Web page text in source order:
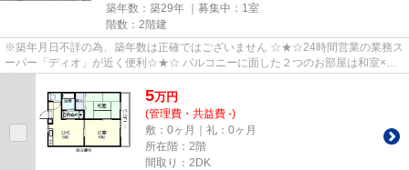
築年数：築29年 ｜募集中： 1室
階数：2階建
※築年月日不詳の為、築年数は正確ではございません ☆★☆24時間営業の業務ス
ーパー「ディオ」が近く便利☆★☆ バルコニーに面した２つのお部屋は和室×洋
5万円
(管理費・共益費 -)
敷：0ヶ月｜礼：0ヶ月
所在階：2階
間取り：2DK